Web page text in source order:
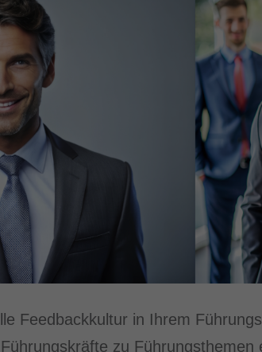
Feedbackkultur in Ihrem
zu Führungsthemen